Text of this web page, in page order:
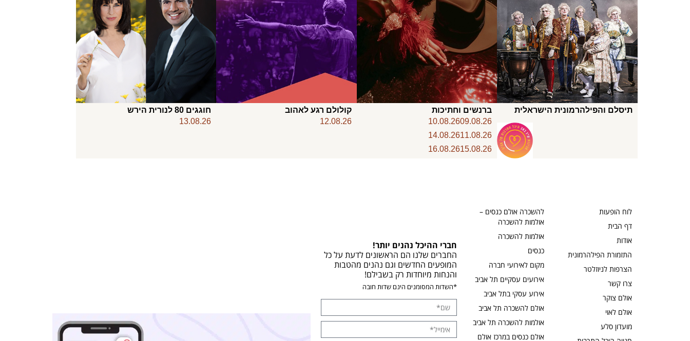
תיסלם והפילהרמונית הישראלית
ברנשים וחתיכות
09.08.26
10.08.26
11.08.26
14.08.26
15.08.26
16.08.26
קולולם רגע לאהוב
12.08.26
חוגגים 80 לנורית הירש
13.08.26
לוח הופעות
דף הבית
אודות
התזמורת הפילהרמונית
הצרפות לניוזלטר
צרו קשר
אולם צוקר
אולם לאוי
מועדון סלע
להשכרה אולם כנסים –
אולמות להשכרה
אולמות להשכרה
כנסים
מקום לאירועי חברה
אירועים עסקיים תל אביב
אירוע עסקי בתל אביב
אולם להשכרה תל אביב
אולמות להשכרה תל אביב
אולם כנסים במרכז אולם
חברי ההיכל נהנים יותר!
החברים שלנו הם הראשונים לדעת על כל
המופעים החדשים וגם נהנים מהטבות
והנחות מיוחדות רק בשבילם!
*השדות המסומנים הינם שדות חובה